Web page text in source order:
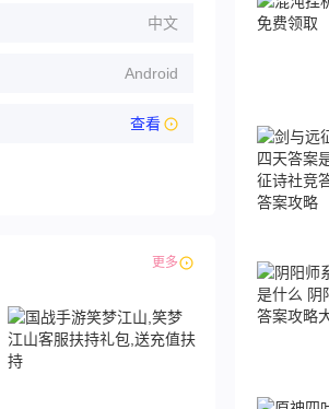
中文
Android
查看
更多